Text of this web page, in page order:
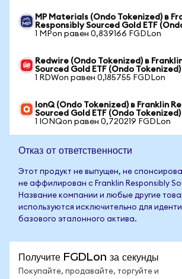
MP Materials (Ondo Tokenized) в
Responsibly Sourced Gold ETF
1 MPon равен 0,839166 FGDLon
Redwire (Ondo Tokenized) в
Sourced Gold ETF (Ondo Tokenized)
1 RDWon равен 0,185755 FGDLon
IonQ (Ondo Tokenized) в Franklin
Sourced Gold ETF (Ondo Tokenized)
1 IONQon равен 0,720219 FGDLon
Отказ от ответственности
Этот продукт не выпущен, не
не аффилирован с Franklin Responsibly
Название компании и любые другие
используются исключительно для
базового эталонного актива.
Получите FGDLon за секунды
Покупайте, продавайте, торгуйте и